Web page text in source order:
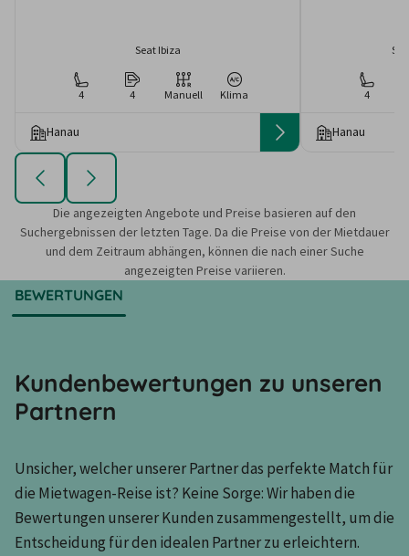
Seat Ibiza
4 4 Manuell Klima
Hanau
4
Hanau
Die angezeigten Angebote und Preise basieren auf den
Suchergebnissen der letzten Tage. Da die Preise von der Mietdauer
und dem Zeitraum abhängen, können die nach einer Suche
angezeigten Preise variieren.
BEWERTUNGEN
Kundenbewertungen zu unseren
Partnern
Unsicher, welcher unserer Partner das perfekte Match für
die Mietwagen-Reise ist? Keine Sorge: Wir haben die
Bewertungen unserer Kunden zusammengestellt, um die
Entscheidung für den idealen Partner zu erleichtern.